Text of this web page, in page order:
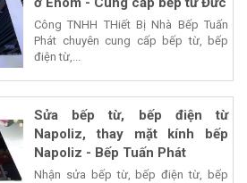
Công TNHH THiết Bị Nhà Bếp Tuấn
Phát chuyên cung cấp bếp từ, bếp
điện từ,...
Sửa bếp từ, bếp điện từ
Napoliz, thay mặt kính bếp
Napoliz - Bếp Tuấn Phát
Nhận sửa bếp từ, bếp điện từ, bếp